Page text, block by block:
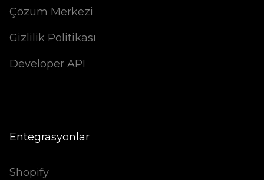
Çözüm Merkezi
Gizlilik Politikası
Developer API
Entegrasyonlar
Shopify